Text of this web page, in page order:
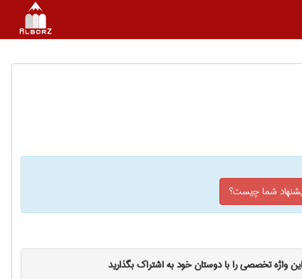
شما چیست؟
این واژه تخصصی را با دوستان خود به اشتراک بگذارید